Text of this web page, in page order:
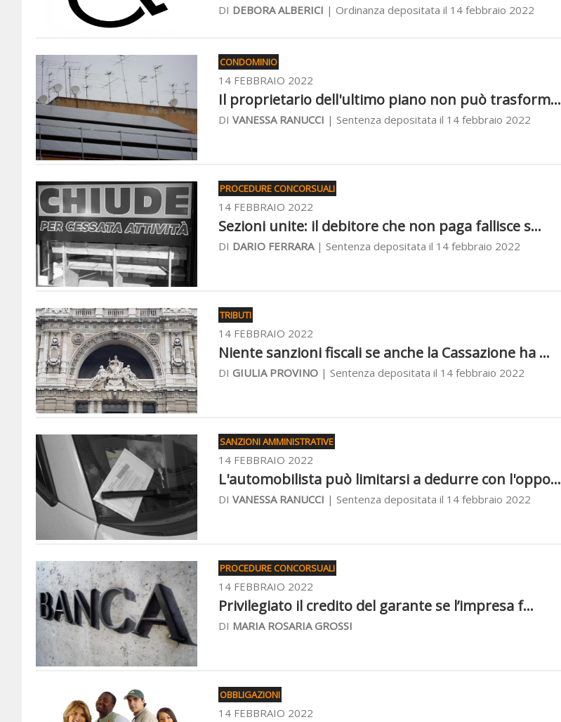
DI DEBORA ALBERICI | Ordinanza depositata il 14 febbraio 2022
CONDOMINIO
14 FEBBRAIO 2022
Il proprietario dell'ultimo piano non può trasform...
DI VANESSA RANUCCI | Sentenza depositata il 14 febbraio 2022
PROCEDURE CONCORSUALI
14 FEBBRAIO 2022
Sezioni unite: il debitore che non paga fallisce s...
DI DARIO FERRARA| Sentenza depositata il 14 febbraio 2022
TRIBUTI
14 FEBBRAIO 2022
Niente sanzioni fiscali se anche la Cassazione ha ...
DI GIULIA PROVINO | Sentenza depositata il 14 febbraio 2022
SANZIONI AMMINISTRATIVE
14 FEBBRAIO 2022
L'automobilista può limitarsi a dedurre con l'oppo...
DI VANESSA RANUCCI | Sentenza depositata il 14 febbraio 2022
PROCEDURE CONCORSUALI
14 FEBBRAIO 2022
Privilegiato il credito del garante se l’impresa f...
DI MARIA ROSARIA GROSSI
OBBLIGAZIONI
14 FEBBRAIO 2022